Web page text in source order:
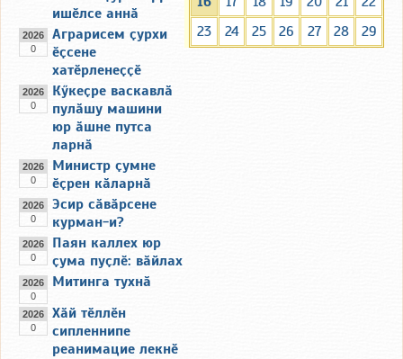
23
24 25 26 27 28 29
ишӗлсе аннӑ
2026
0
Аграрисем ҫурхи
ӗҫсене
хатӗрленеҫҫӗ
2026
0
Кӳкеҫре васкавлӑ
пулӑшу машини
юр ӑшне путса
ларнӑ
2026
0
Министр ҫумне
ӗҫрен кӑларнӑ
2026
0
Эсир сӑвӑрсене
курман-и?
2026
0
Паян каллех юр
ҫума пуҫлӗ: вӑйлах
2026
0
Митинга тухнӑ
2026
0
Хӑй тӗллӗн
сипленнипе
реанимацие лекнӗ